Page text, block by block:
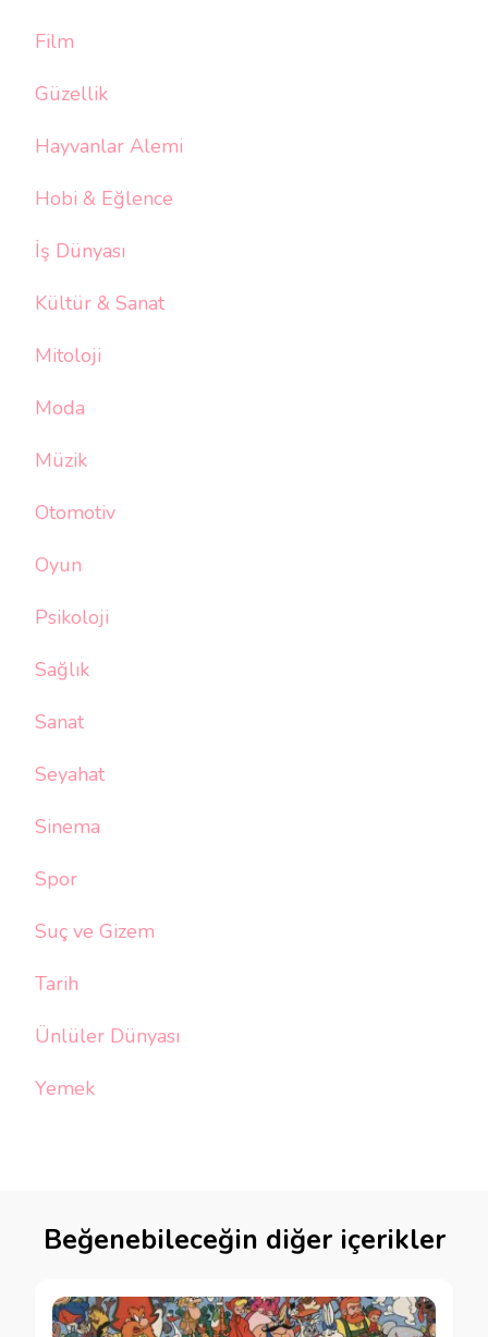
Film
Güzellik
Hayvanlar Alemi
Hobi & Eğlence
İş Dünyası
Kültür & Sanat
Mitoloji
Moda
Müzik
Otomotiv
Oyun
Psikoloji
Sağlık
Sanat
Seyahat
Sinema
Spor
Suç ve Gizem
Tarih
Ünlüler Dünyası
Yemek
Beğenebileceğin diğer içerikler